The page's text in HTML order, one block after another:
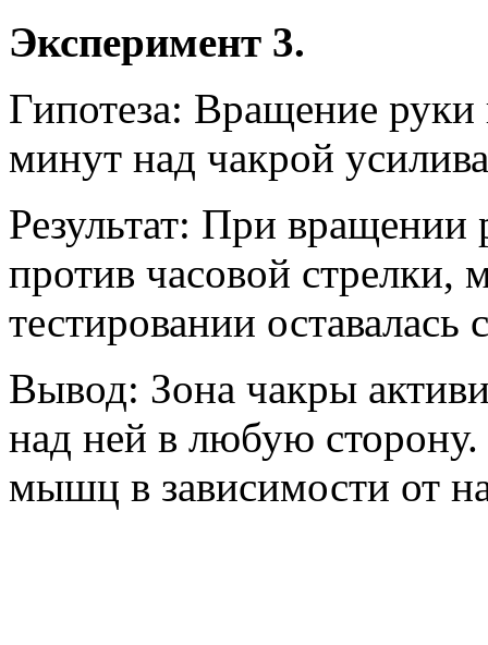
Эксперимент 3.
Гипотеза: Вращение руки
минут над чакрой
Результат: При
против часовой
тестировании оставалась
Вывод: Зона чакры
над ней в любую
мышц в зависимости от